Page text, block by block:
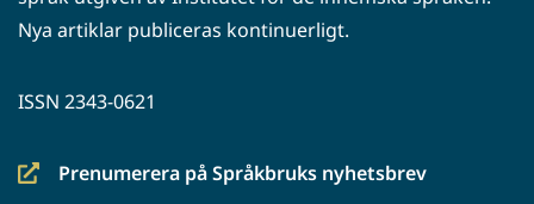
Nya artiklar publiceras kontinuerligt.
ISSN 2343-0621
Prenumerera på Språkbruks nyhetsbrev
(siirryt